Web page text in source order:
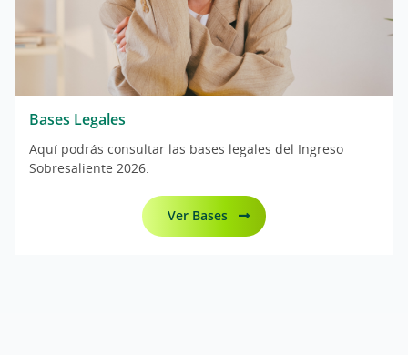
Bases Legales
Aquí podrás consultar las bases legales del Ingreso
Sobresaliente 2026.
Ver Bases